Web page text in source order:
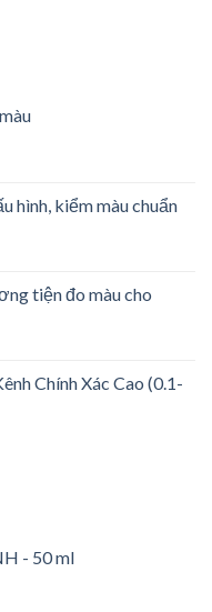
hình, kiểm màu chuẩn
tiện đo màu cho
Chính Xác Cao (0.1-
- 50 ml